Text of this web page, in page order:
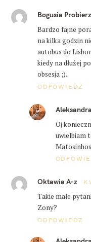
Bogusia Probierz
Bardzo fajne
na kilka godzin
autobus do
kiedy na dłużej
obsesja ;)..
ODPOWIEDZ
Aleksandra
Oj
uwielbiam
Oktawia A-z
Takie małe
Zony?
ODPOWIEDZ